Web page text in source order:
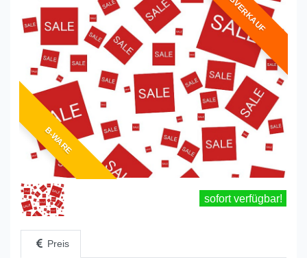
ABVERKAUF
B-WARE
sofort verfügbar!
Preis